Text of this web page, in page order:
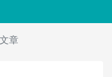
文章